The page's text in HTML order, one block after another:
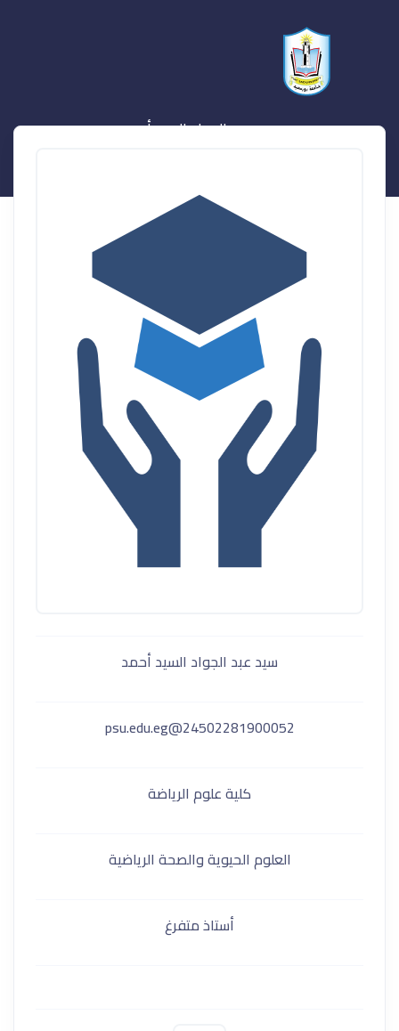
سيد عبد الجواد السيد أحمد
سيد عبد الجواد السيد أحمد
24502281900052@psu.edu.eg
كلية علوم الرياضة
العلوم الحيوية والصحة الرياضية
أستاذ متفرغ